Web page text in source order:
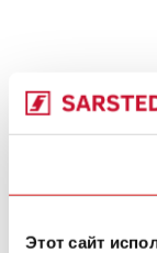
Этот сайт